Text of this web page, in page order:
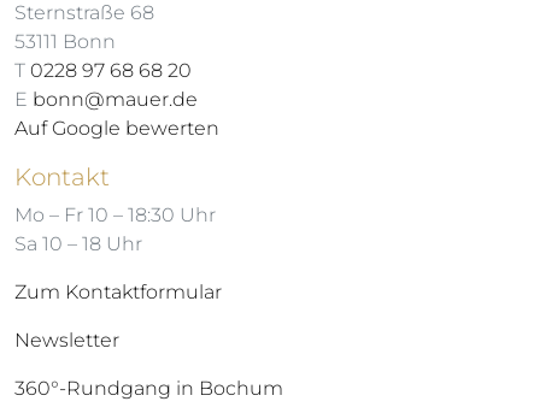
Sternstraße 68
53111 Bonn
T 0228 97 68 68 20
E bonn@mauer.de
Auf Google bewerten
Kontakt
Mo – Fr 10 – 18:30 Uhr
Sa 10 – 18 Uhr
Zum Kontaktformular
Newsletter
360°-Rundgang in Bochum